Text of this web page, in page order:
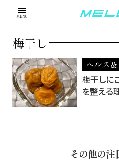
MENU
梅干し
ヘルス
梅干しに
を整える
その他の注